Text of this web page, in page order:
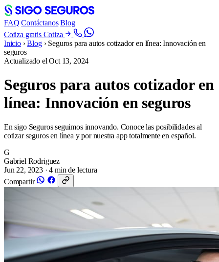
FAQ Contáctanos Blog
Cotiza gratis Cotiza
Inicio › Blog › Seguros para autos cotizador en línea: Innovación en
seguros
Actualizado elOct 13, 2024
Seguros para autos cotizador en
línea: Innovación en seguros
En sigo Seguros seguimos innovando. Conoce las posibilidades al
cotizar seguros en línea y por nuestra app totalmente en español.
G
Gabriel Rodriguez
Jun 22, 2023 · 4 min de lectura
Compartir